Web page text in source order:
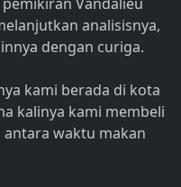
analisisnya,
dengan curiga.
kami berada di kota
kalinya kami membeli
waktu makan